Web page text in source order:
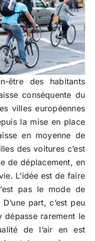
être des habitants
conséquente du
villes européennes
la mise en place
en moyenne de
des voitures c’est
de déplacement, en
L’idée est de faire
pas le mode de
part, c’est peu
dépasse rarement le
de l’air en est